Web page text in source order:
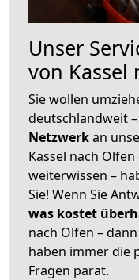
Unser
von Kassel
Sie wollen
deutschlandweit
Netzwerkan
Kassel nach
weiterwissen –
Sie! Wenn Sie
was kostet
nach Olfen –
haben immer die
Fragen parat.